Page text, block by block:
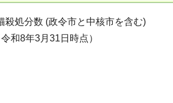
殺処分数 (政令市と中核市を含む)
和8年3月31日時点）